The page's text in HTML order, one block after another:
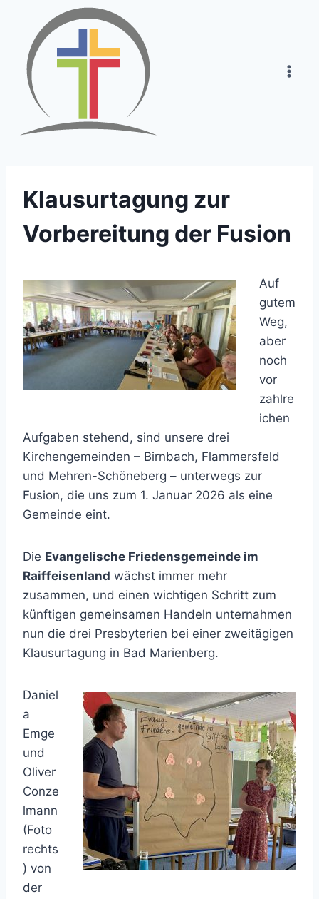
springen
Klausurtagung zur
Vorbereitung der Fusion
Auf
gutem
Weg,
aber
noch
vor
zahlre
ichen
Aufgaben stehend, sind unsere drei
Kirchengemeinden – Birnbach, Flammersfeld
und Mehren-Schöneberg – unterwegs zur
Fusion, die uns zum 1. Januar 2026 als eine
Gemeinde eint.
Die Evangelische Friedensgemeinde im
Raiffeisenland wächst immer mehr
zusammen, und einen wichtigen Schritt zum
künftigen gemeinsamen Handeln unternahmen
nun die drei Presbyterien bei einer zweitägigen
Klausurtagung in Bad Marienberg.
Daniel
a
Emge
und
Oliver
Conze
lmann
(Foto
rechts
) von
der